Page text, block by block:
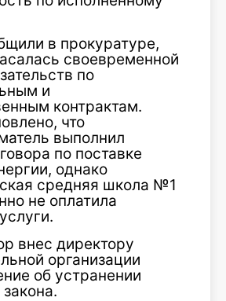
в прокуратуре,
своевременной
по
и
контрактам.
что
выполнил
по поставке
однако
средняя школа №1
не оплатила
внес директору
организации
об устранении